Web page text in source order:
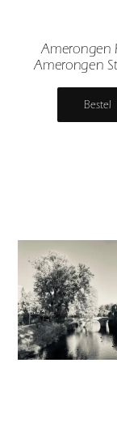
Amerongen
Amerongen
Bestel